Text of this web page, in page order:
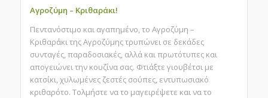
Αγροζύμη – Κριθαράκι!
Πεντανόστιμο και αγαπημένο, το Αγροζύμη –
Κριθαράκι της Αγροζύμης τρυπώνει σε δεκάδες
συνταγές, παραδοσιακές, αλλά και πρωτότυπες και
απογειώνει την κουζίνα σας. Φτιάξτε γιουβέτσι με
κατσίκι, χυλωμένες ζεστές σούπες, εντυπωσιακό
κριθαρότο. Τολμήστε να το μαγειρέψετε και να το